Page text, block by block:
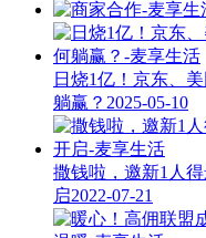
日烧1亿！京东、
躺赢？ 2025-05-10
撒钱啦，邀新1人
启2022-07-21